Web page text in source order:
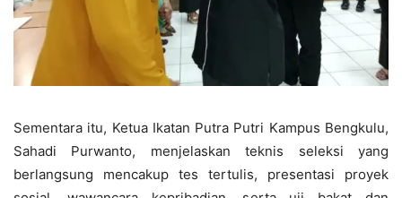
Sementara itu, Ketua Ikatan Putra Putri Kampus Bengkulu,
Sahadi Purwanto, menjelaskan teknis seleksi yang
berlangsung mencakup tes tertulis, presentasi proyek